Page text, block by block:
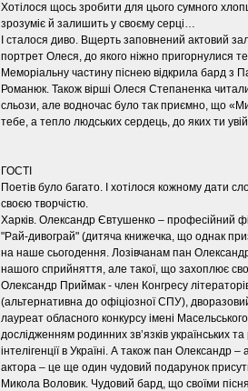
Хотілося щось зробити для цього сумного
зрозуміє й залишить у своєму серці…
І сталося диво. Вщерть заповнений актовий
портрет Олеся, до якого ніжно пригорнулися
Меморіальну частину піснею відкрила бард з
Романюк. Також вірші Олеся Степаненка
сльози, але водночас було так приємно, що
тебе, а тепло людських сердець, до яких ти
ГОСТІ
Поетів було багато. І хотілося кожному дати
своєю творчістю.
Харків. Олександр Євтушенко – професійний
"Рай-дивограй" (дитяча книжечка, що однак
на наше сьогодення. Лозівчанам пан Олександр
нашого сприйняття, але такої, що захоплює
Олександр Приймак - член Конгресу літераторів
(альтернативна до офіціозної СПУ),
лауреат обласного конкурсу імені
дослідженням родинних зв’язків українських
інтелігенції в Україні. А також пан Олександр
актора – це ще один чудовий подарунок
Микола Воловик. Чудовий бард, що своїми